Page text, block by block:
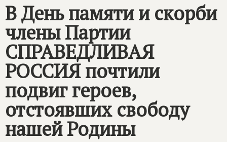
В День памяти и скорби
члены Партии
СПРАВЕДЛИВАЯ
РОССИЯпочтили
подвиг героев,
отстоявших свободу
нашей Родины